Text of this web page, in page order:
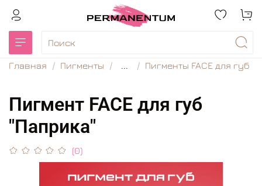
Главная Пигменты ... Пигменты FACE для губ
Пигмент FACE для губ
"Паприка"
(0)